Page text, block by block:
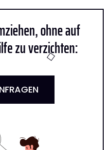
ohne auf
zu verzichten: